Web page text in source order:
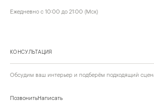
Ежедневно с 10:00 до 21:00 (Мск)
КОНСУЛЬТАЦИЯ
Обсудим ваш интерьер и подберём подходящий
ПозвонитьНаписать